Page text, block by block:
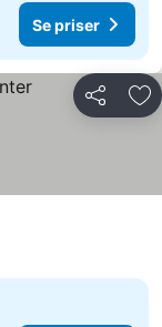
Se priser
Del